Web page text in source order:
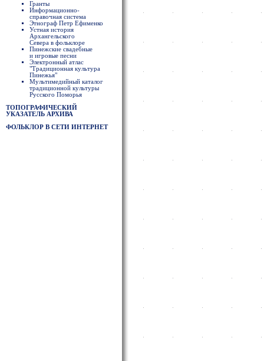
Гранты
Информационно-
справочная система
Этнограф Петр Ефименко
Устная история
Архангельского
Севера в фольклоре
Пинежские свадебные
и игровые песни
Электронный атлас
"Традиционная культура
Пинежья"
Мультимедийный каталог
традиционной культуры
Русского Поморья
ТОПОГРАФИЧЕСКИЙ
УКАЗАТЕЛЬ АРХИВА
ФОЛЬКЛОР В СЕТИ ИНТЕРНЕТ